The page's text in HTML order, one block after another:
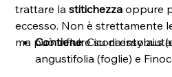
trattare lastitichezza oppure
eccesso. Non è strettamente
ma può influire su di esso
Contiene: Cicoria intybus
angustifolia (foglie) e